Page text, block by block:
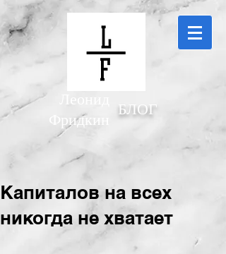
Леонид
Фридкин
БЛОГ
Капиталов на всех
никогда не хватает